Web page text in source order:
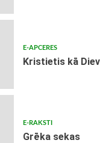
E-APCERES
Kristietis kā
E-RAKSTI
Grēka sekas